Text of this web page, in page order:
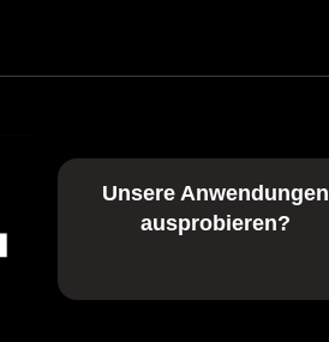
Unsere Anwendungen
ausprobieren?